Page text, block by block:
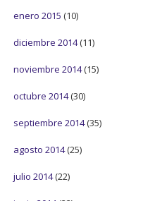
enero 2015 (10)
diciembre 2014(11)
noviembre 2014(15)
octubre 2014(30)
septiembre 2014(35)
agosto 2014(25)
julio 2014(22)